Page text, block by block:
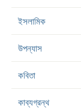
ইসলামিক
উপন্যাস
কবিতা
কাব্যগ্রন্থ